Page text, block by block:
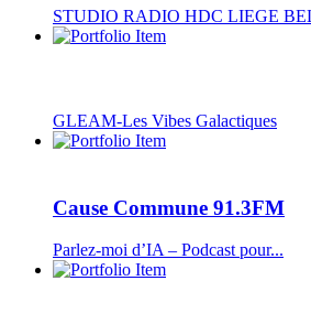
STUDIO RADIO HDC LIEGE
GLEAM-Les Vibes Galactiques
Cause Commune 91.3FM
Parlez-moi d’IA – Podcast pour...